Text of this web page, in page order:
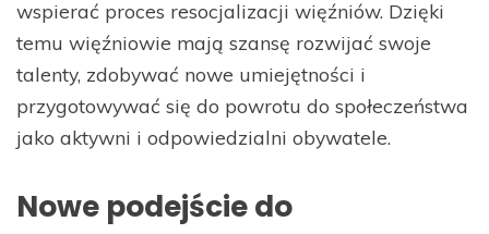
wspierać proces resocjalizacji więźniów. Dzięki
temu więźniowie mają szansę rozwijać swoje
talenty, zdobywać nowe umiejętności i
przygotowywać się do powrotu do społeczeństwa
jako aktywni i odpowiedzialni obywatele.
Nowe podejście do